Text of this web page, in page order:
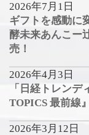
2026年7月1日
ギフトを感動に
酵未来あんこー
売！
2026年4月3日
「日経トレン
TOPICS 最前線
2026年3月12日